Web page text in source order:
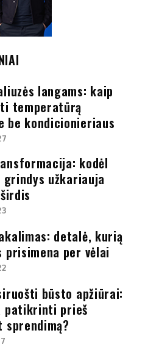
langams: kaip
temperatūrą
be kondicionieriaus
kodėl
grindys užkariauja
detalė, kurią
prisimena per vėlai
būsto apžiūrai:
patikrinti prieš
sprendimą?